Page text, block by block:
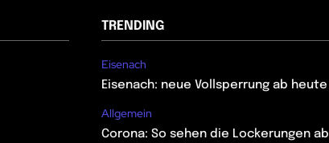
TRENDING
Eisenach
Eisenach: neue Vollsperrung ab heute
Allgemein
Corona: So sehen die Lockerungen ab